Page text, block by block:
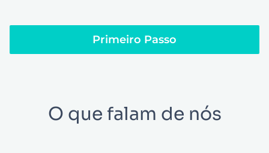
Primeiro Passo
O que falam de nós